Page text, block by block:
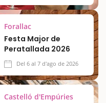
Forallac
Festa Major de
Peratallada 2026
Del 6 al 7 d'ago de 2026
Castelló d'Empúries